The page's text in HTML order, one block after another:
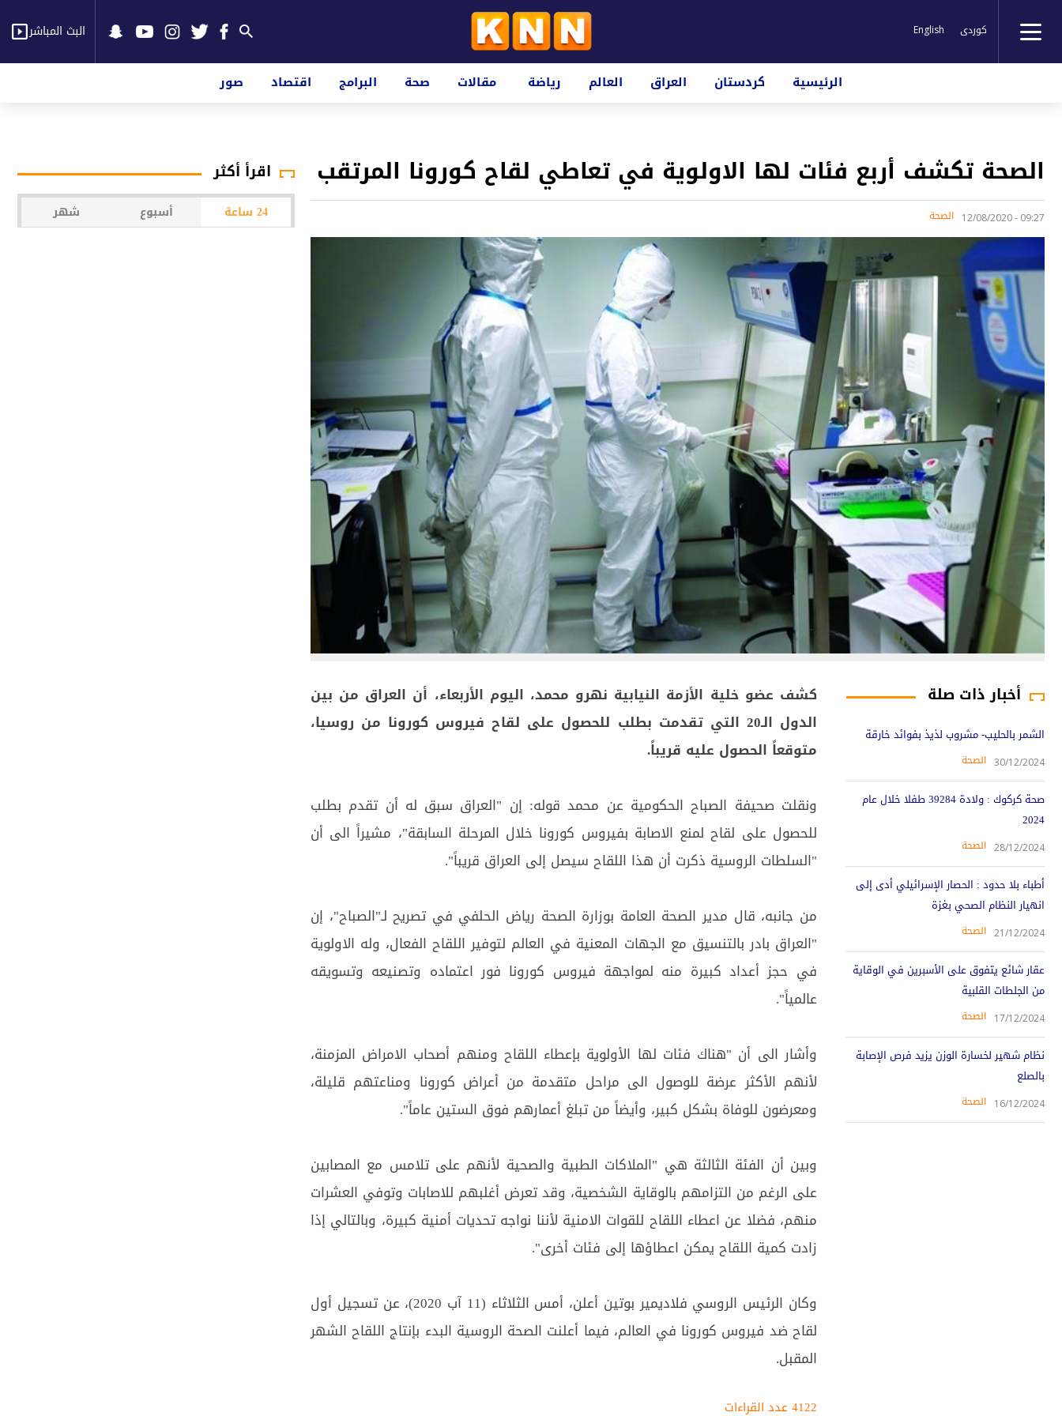
کوردی English البث المباشر
الرئيسية كردستان العراق العالم رياضة مقالات صحة البرامج اقتصاد صور
الصحة تكشف أربع فئات لها الاولوية في تعاطي لقاح كورونا المرتقب
09:27 - 12/08/2020 الصحة
أخبار ذات صلة
الشمر بالحليب- مشروب لذيذ بفوائد خارقة
30/12/2024 الصحة
صحة كركوك : ولادة 39284 طفلا خلال عام
2024
28/12/2024 الصحة
أطباء بلا حدود : الحصار الإسرائيلي أدى إلى
انهيار النظام الصحي بغزة
21/12/2024 الصحة
عقار شائع يتفوق على الأسبرين في الوقاية
من الجلطات القلبية
17/12/2024 الصحة
نظام شهير لخسارة الوزن يزيد فرص الإصابة
بالصلع
16/12/2024 الصحة
كشف عضو خلية الأزمة النيابية نهرو محمد، اليوم الأربعاء، أن العراق من بين
الدول الـ20 التي تقدمت بطلب للحصول على لقاح فيروس كورونا من روسيا،
متوقعاً الحصول عليه قريباً.
ونقلت صحيفة الصباح الحكومية عن محمد قوله: إن "العراق سبق له أن تقدم بطلب
للحصول على لقاح لمنع الاصابة بفيروس كورونا خلال المرحلة السابقة"، مشيراً الى أن
"السلطات الروسية ذكرت أن هذا اللقاح سيصل إلى العراق قريباً".
من جانبه، قال مدير الصحة العامة ب‍وزارة الصحة رياض الحلفي في تصريح لـ"الصباح"، إن
"العراق بادر بالتنسيق مع الجهات المعنية في العالم لتوفير اللقاح الفعال، وله الاولوية
في حجز أعداد كبيرة منه لمواجهة فيروس كورونا فور اعتماده وتصنيعه وتسويقه
عالمياً".
وأشار الى أن "هناك فئات لها الأولوية بإعطاء اللقاح ومنهم أصحاب الامراض المزمنة،
لأنهم الأكثر عرضة للوصول الى مراحل متقدمة من أعراض كورونا ومناعتهم قليلة،
ومعرضون للوفاة بشكل كبير، وأيضاً من تبلغ أعمارهم فوق الستين عاماً".
وبين أن الفئة الثالثة هي "الملاكات الطبية والصحية لأنهم على تلامس مع المصابين
على الرغم من التزامهم بالوقاية الشخصية، وقد تعرض أغلبهم للاصابات وتوفي العشرات
منهم، فضلا عن اعطاء اللقاح للقوات الامنية لأننا نواجه تحديات أمنية كبيرة، وبالتالي إذا
زادت كمية اللقاح يمكن اعطاؤها إلى فئات أخرى".
وكان الرئيس الروسي فلاديمير بوتين أعلن، أمس الثلاثاء (11 آب 2020)، عن تسجيل أول
لقاح ضد فيروس كورونا في العالم، فيما أعلنت الصحة الروسية البدء بإنتاج اللقاح الشهر
المقبل.
4122 عدد القراءات‌‌
اقرأ أكثر
24 ساعة أسبوع شهر